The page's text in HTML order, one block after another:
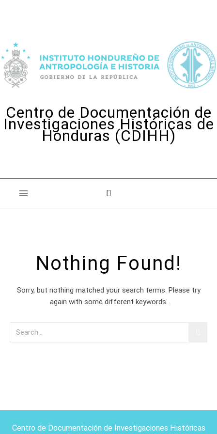
Centro de Documentación de
Investigaciones Históricas de
Honduras (CDIHH)
Nothing Found!
Sorry, but nothing matched your search terms. Please try
again with some different keywords.
Centro de Documentación de Investigaciones Históricas